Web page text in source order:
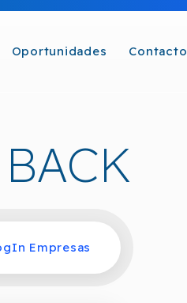
Oportunidades Contacto
Empresas